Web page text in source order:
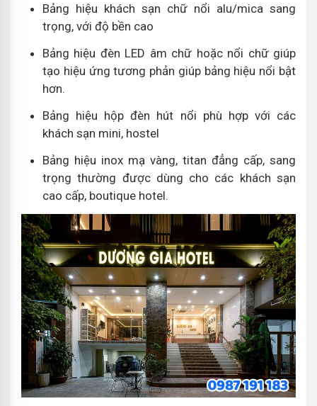
Bảng hiệu khách sạn chữ nổi alu/mica sang
trọng, với độ bền cao
Bảng hiệu đèn LED âm chữ hoặc nổi chữ giúp
tạo hiệu ứng tương phản giúp bảng hiệu nổi bật
hơn.
Bảng hiệu hộp đèn hút nổi phù hợp với các
khách sạn mini, hostel
Bảng hiệu inox mạ vàng, titan đẳng cấp, sang
trọng thường được dùng cho các khách sạn
cao cấp, boutique hotel.